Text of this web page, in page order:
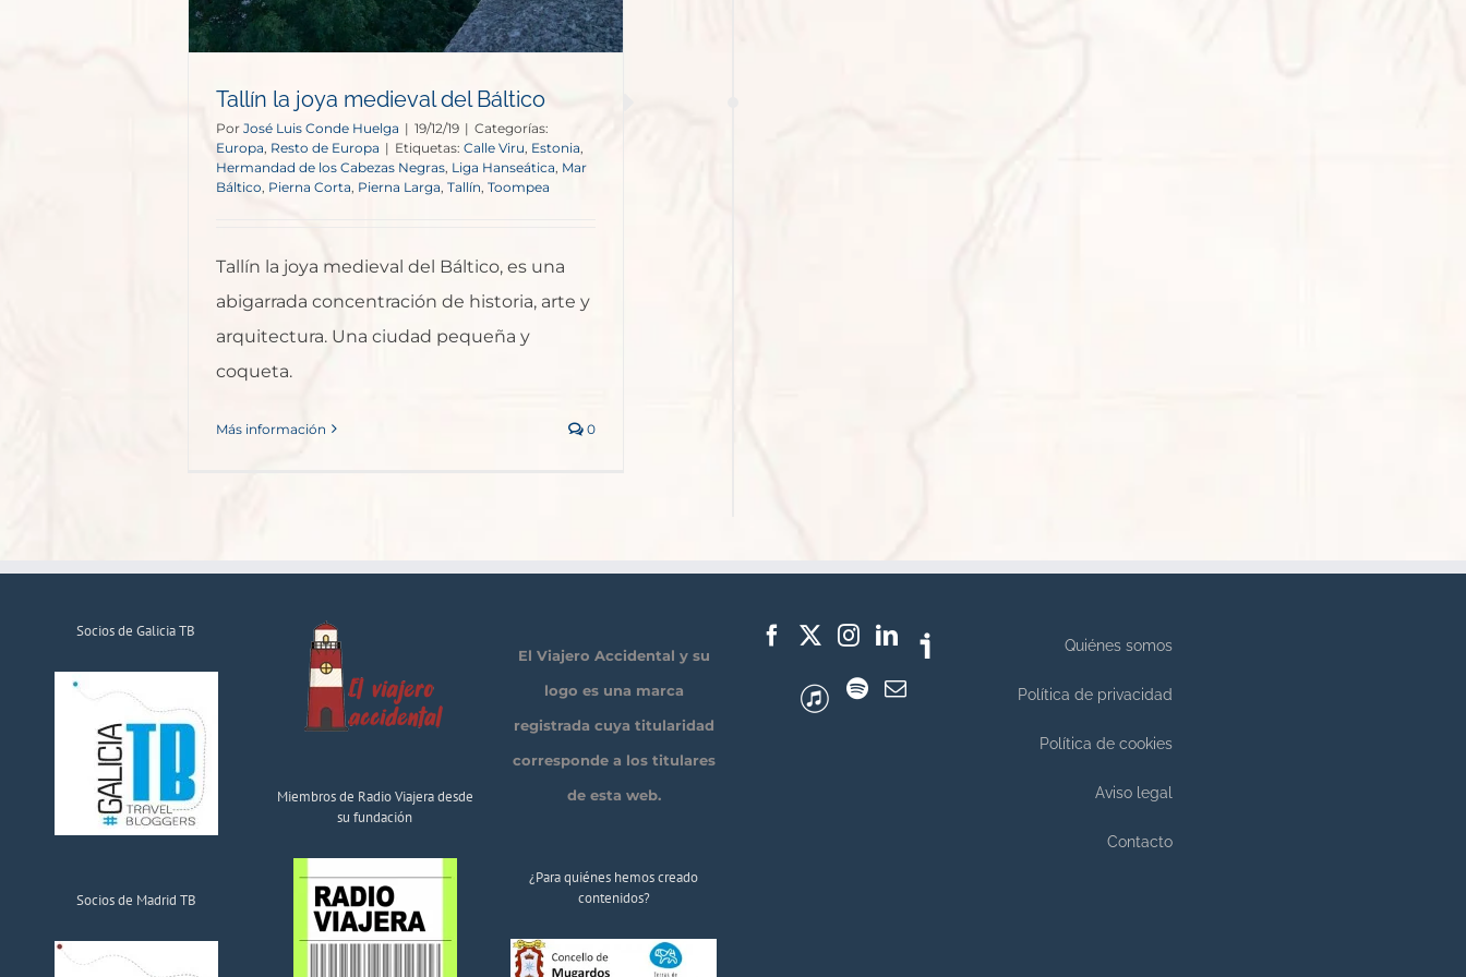
Tallín la joya medieval del Báltico
Por José Luis Conde Huelga | 19/12/19 | Categorías:
Europa, Resto de Europa | Etiquetas: Calle Viru, Estonia
Hermandad de los Cabezas Negras, Liga Hanseática, Mar
Báltico, Pierna Corta Pierna Larga Tallín Toompea
Tallín la joya medieval del Báltico, es una
abigarrada concentración de historia, arte y
arquitectura. Una ciudad pequeña y
coqueta.
Más información 0
Socios de Galicia TB
Socios de Madrid TB
Miembros de Radio Viajera desde
su fundación
El Viajero Accidental y su
logo es una marca
registrada cuya titularidad
corresponde a los titulares
de esta web.
¿Para quiénes hemos creado
contenidos?
Quiénes somos
Política de privacidad
Política de cookies
Aviso legal
Contacto